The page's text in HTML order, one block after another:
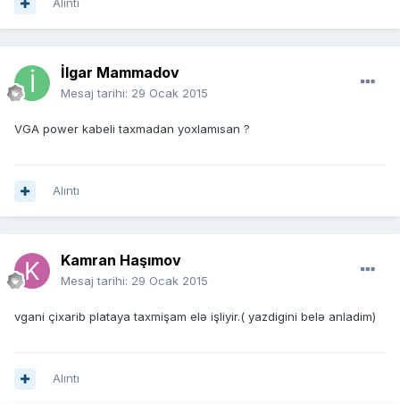
Alıntı
İlgar Mammadov
Mesaj tarihi: 29 Ocak 2015
VGA power kabeli taxmadan yoxlamısan ?
Alıntı
Kamran Haşımov
Mesaj tarihi: 29 Ocak 2015
vgani çixarib plataya taxmişam elə işliyir.( yazdigini belə anladim)
Alıntı